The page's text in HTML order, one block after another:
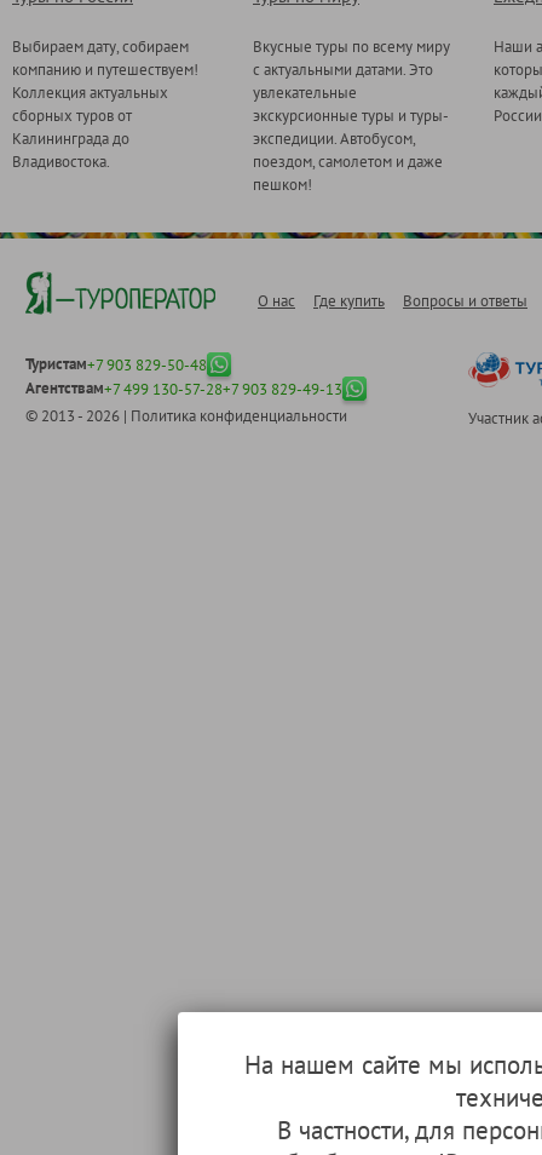
Выбираем дату, собираем
компанию и путешествуем!
Коллекция актуальных
сборных туров от
Калининграда до
Владивостока.
Вкусные туры по всему миру
с актуальными датами. Это
увлекательные
экскурсионные туры и туры-
экспедиции. Автобусом,
поездом, самолетом и даже
пешком!
Наши
О нас Где купить Вопросы и ответы
Туристам+7 903 829-50-48
Агентствам+7 499 130-57-28+7 903 829-49-13
© 2013 - 2026 | Политика конфиденциальности Участник
На нашем сайте мы
В частности, для